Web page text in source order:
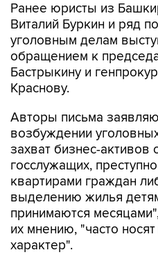
Ранее юристы из
Виталий Буркин и ряд
уголовным делам
обращением к
Бастрыкину и
Краснову.
Авторы письма
возбуждении
захват бизнес-активов
госслужащих,
квартирами граждан
выделению жилья
принимаются
их мнению, "часто
характер".